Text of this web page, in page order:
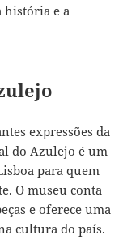
história e a
expressões da
do Azulejo é um
para quem
O museu conta
e oferece uma
cultura do país.